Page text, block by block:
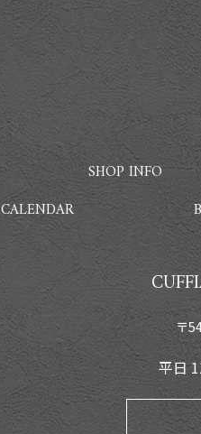
SHOP INFO
CALENDAR
〒
平日